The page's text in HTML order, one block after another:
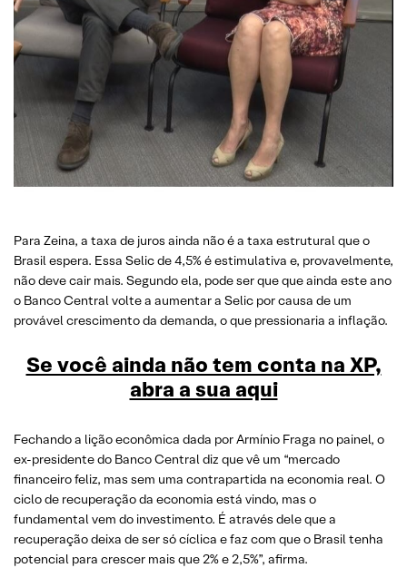
Para Zeina, a taxa de juros ainda não é a taxa estrutural que o
Brasil espera. Essa Selic de 4,5% é estimulativa e, provavelmente,
não deve cair mais. Segundo ela, pode ser que que ainda este ano
o Banco Central volte a aumentar a Selic por causa de um
provável crescimento da demanda, o que pressionaria a inflação.
Se você ainda não tem conta na XP,
abra a sua aqui
Fechando a lição econômica dada por Armínio Fraga no painel, o
ex-presidente do Banco Central diz que vê um “mercado
financeiro feliz, mas sem uma contrapartida na economia real. O
ciclo de recuperação da economia está vindo, mas o
fundamental vem do investimento. É através dele que a
recuperação deixa de ser só cíclica e faz com que o Brasil tenha
potencial para crescer mais que 2% e 2,5%”, afirma.